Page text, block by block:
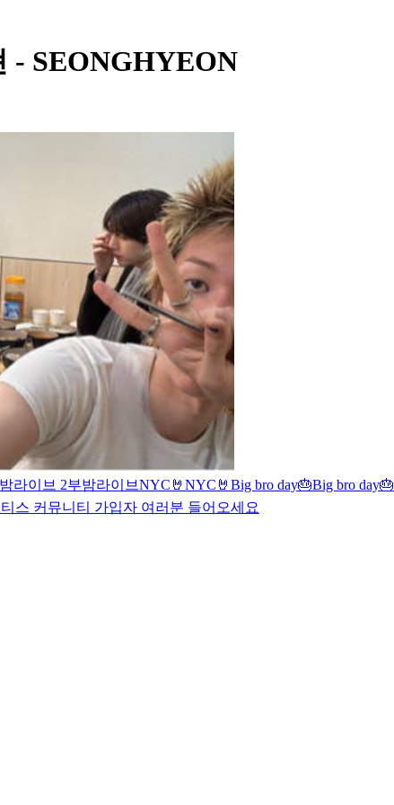
- SEONGHYEON
라이브 2부밤라이브NYC🤘 NYC🤘 Big bro day🎂Big bro day🎂
스 커뮤니티 가입자 여러분 들어오세요